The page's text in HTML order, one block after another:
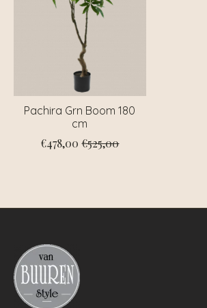
Pachira Grn Boom 180
cm
€478,00 €525,00